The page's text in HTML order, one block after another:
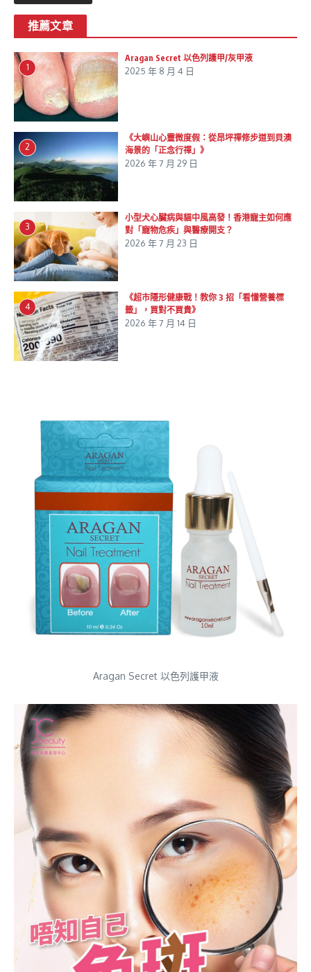
推薦文章
1
Aragan Secret 以色列護甲/灰甲液
2025 年 8 月 4 日
2
《大嶼山心靈微度假：從昂坪禪修步道到貝澳
海景的「正念行禪」》
2026 年 7 月 29 日
3
小型犬心臟病與貓中風高發！香港寵主如何應
對「寵物危疾」與醫療開支？
2026 年 7 月 23 日
4
《超市隱形健康戰！教你 3 招「看懂營養標
籤」，買對不買貴》
2026 年 7 月 14 日
Aragan Secret 以色列護甲液